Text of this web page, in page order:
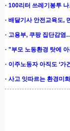
· 100리터 쓰레기봉투
· 배달기사 안전교육도,
· 고용부, 쿠팡 집단감
· "부모 노동환경 탓에
· 이주노동자 아직도 ‘가
· 사고 잇따르는 환경미